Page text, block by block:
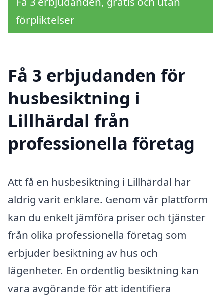
förpliktelser
Få 3 erbjudanden för
husbesiktning i
Lillhärdal från
professionella företag
Att få en husbesiktning i Lillhärdal har
aldrig varit enklare. Genom vår plattform
kan du enkelt jämföra priser och tjänster
från olika professionella företag som
erbjuder besiktning av hus och
lägenheter. En ordentlig besiktning kan
vara avgörande för att identifiera